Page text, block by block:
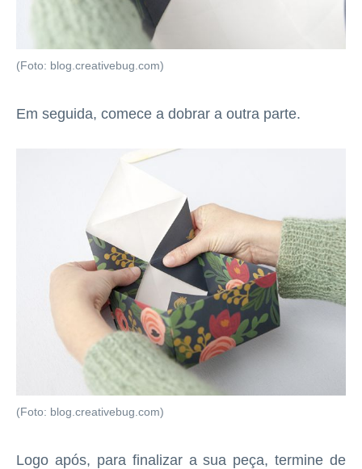
(Foto: blog.creativebug.com)
Em seguida, comece a dobrar a outra parte.
(Foto: blog.creativebug.com)
Logo após, para finalizar a sua peça, termine de